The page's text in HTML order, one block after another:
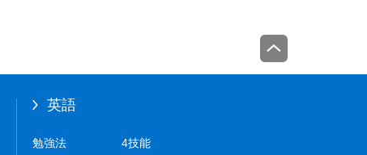
英語
勉強法 4技能